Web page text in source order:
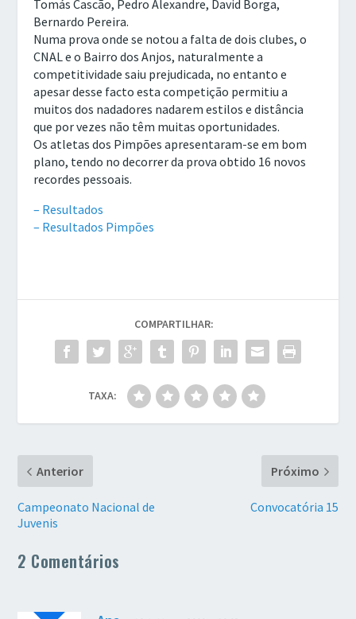
Tomás Cascão, Pedro Alexandre, David Borga,
Bernardo Pereira.
Numa prova onde se notou a falta de dois clubes, o
CNAL e o Bairro dos Anjos, naturalmente a
competitividade saiu prejudicada, no entanto e
apesar desse facto esta competição permitiu a
muitos dos nadadores nadarem estilos e distância
que por vezes não têm muitas oportunidades.
Os atletas dos Pimpões apresentaram-se em bom
plano, tendo no decorrer da prova obtido 16 novos
recordes pessoais.
– Resultados
– Resultados Pimpões
COMPARTILHAR:
TAXA:
Anterior
Campeonato Nacional de
Juvenis
Próximo
Convocatória 15
2 Comentários